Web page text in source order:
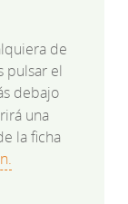
de
pulsar el
debajo
una
la ficha